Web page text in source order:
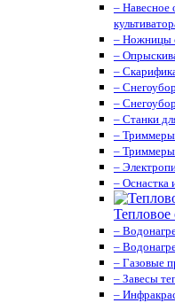
– Навесное
– Ножницы
–
–
–
–
– Станки
– Триммеры
– Триммеры
–
– Оснастка
Тепловое
–
–
– Газовые
– Завесы
–